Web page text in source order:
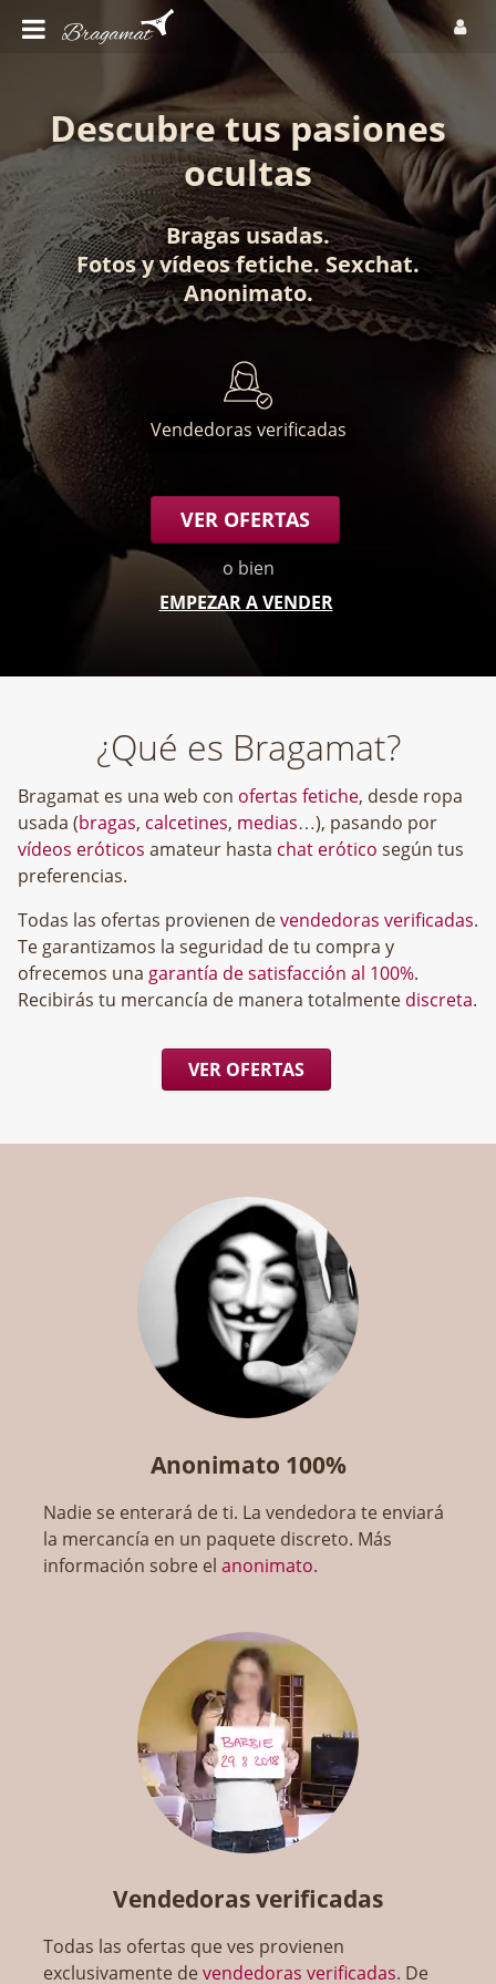
Descubre tus pasiones
ocultas
Bragas usadas.
Fotosyvídeos fetiche. Sexchat.
Anonimato.
Vendedoras verificadas
VER OFERTAS
o bien
EMPEZAR A VENDER
¿Qué es Bragamat?
Bragamat es una web con ofertas fetiche, desde ropa
usada (bragas, calcetines, medias…), pasando por
vídeos eróticos amateur hasta chat erótico según tus
preferencias.
Todas las ofertas provienen devendedoras verificadas.
Te garantizamos la seguridad de tu compra y
ofrecemos una garantía de satisfacción al 100%.
Recibirás tu mercancía de manera totalmente discreta.
VER OFERTAS
Anonimato 100%
Nadie se enterará de ti. La vendedora te enviará
la mercancía en un paquete discreto. Más
información sobre elanonimato.
Vendedoras verificadas
Todas las ofertas que ves provienen
exclusivamente devendedoras verificadas. De